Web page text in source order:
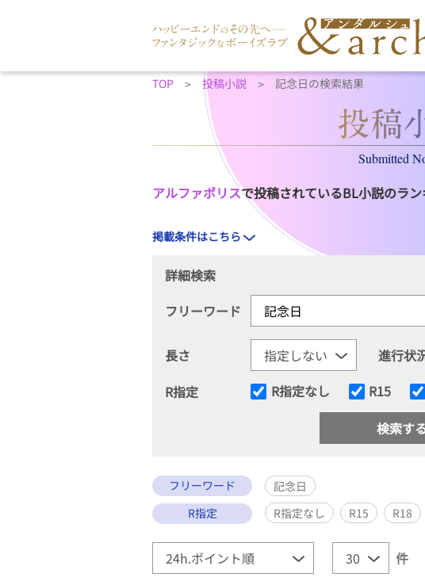
TOP 投稿小説 記念日の検索結果
Submitted
アルファポリスで投稿されているBL小説のラン
掲載条件はこちら
詳細検索
フリーワード
長さ
進行状
R指定
R指定なし R15
フリーワード
記念日
R指定
R指定なし R15 R18
件